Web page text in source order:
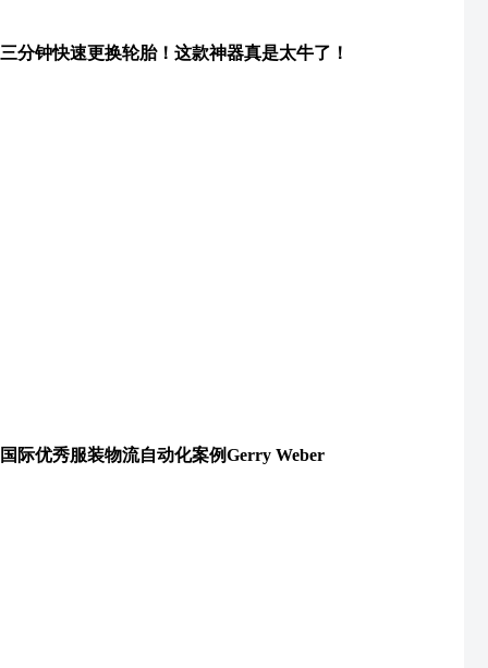
三分钟快速更换轮胎！这款神器真是太牛了！
国际优秀服装物流自动化案例Gerry Weber